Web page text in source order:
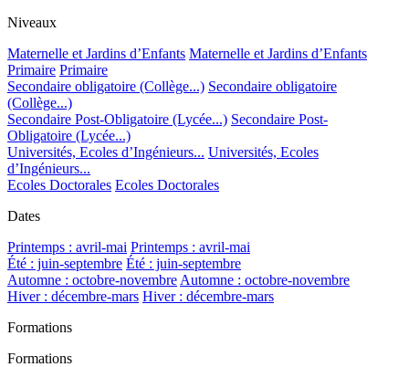
Niveaux
Maternelle et Jardins d’Enfants Maternelle et Jardins d’Enfants
Primaire Primaire
Secondaire obligatoire (Collège...) Secondaire obligatoire
(Collège...)
Secondaire Post-Obligatoire (Lycée...) Secondaire Post-
Obligatoire (Lycée...)
Universités, Ecoles d’Ingénieurs... Universités, Ecoles
d’Ingénieurs...
Ecoles Doctorales Ecoles Doctorales
Dates
Printemps : avril-mai Printemps : avril-mai
Été : juin-septembre Été : juin-septembre
Automne : octobre-novembre Automne : octobre-novembre
Hiver : décembre-mars Hiver : décembre-mars
Formations
Formations